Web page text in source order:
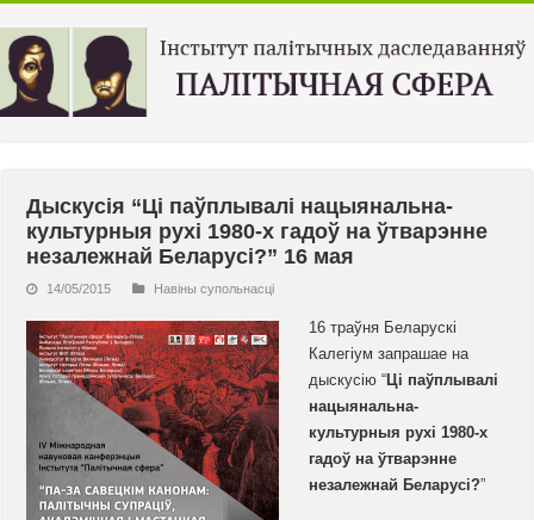
Дыскусія “Ці паўплывалі нацыянальна-
культурныя рухі 1980-х гадоў на ўтварэнне
незалежнай Беларусі?” 16 мая
14/05/2015 Навiны супольнасцi
16 траўня Беларускі
Калегіум запрашае на
дыскусію “Ці паўплывалі
нацыянальна-
культурныя рухі 1980-х
гадоў на ўтварэнне
незалежнай Беларусі?”